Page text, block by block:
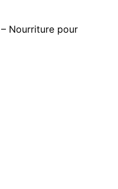
Nourriture pour